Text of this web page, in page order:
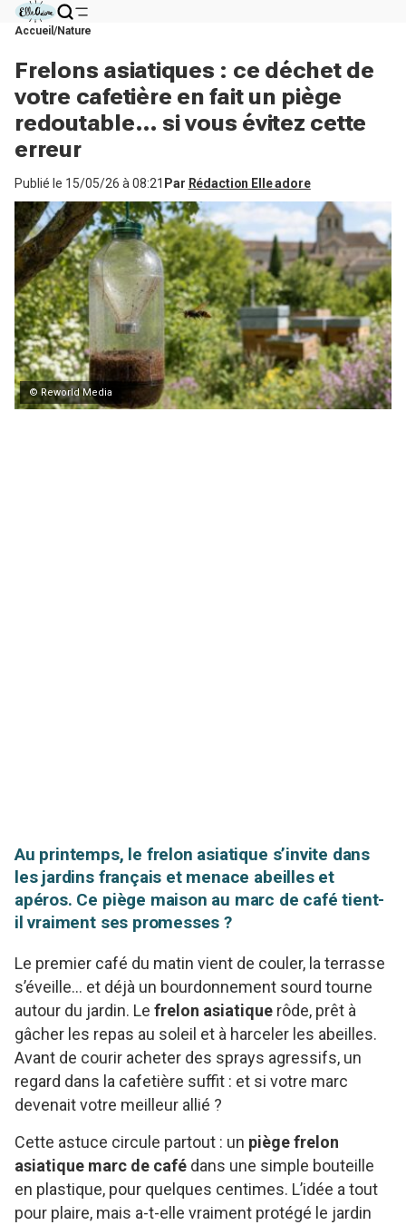
Accueil Nature
Frelons asiatiques : ce déchet de
votre cafetière en fait un piège
redoutable… si vous évitez cette
erreur
Publié le 15/05/26 à 08:21 Par Rédaction Elle adore
© Reworld Media
Au printemps, le frelon asiatique s’invite dans
les jardins français et menace abeilles et
apéros. Ce piège maison au marc de café tient-
il vraiment ses promesses ?
Le premier café du matin vient de couler, la terrasse
s’éveille… et déjà un bourdonnement sourd tourne
autour du jardin. Le frelon asiatique rôde, prêt à
gâcher les repas au soleil et à harceler les abeilles.
Avant de courir acheter des sprays agressifs, un
regard dans la cafetière suffit : et si votre marc
devenait votre meilleur allié ?
Cette astuce circule partout : un piège frelon
asiatique marc de café dans une simple bouteille
en plastique, pour quelques centimes. L’idée a tout
pour plaire, mais a-t-elle vraiment protégé le jardin